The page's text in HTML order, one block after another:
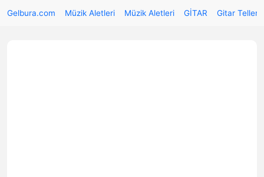
Gelbura.com Müzik Aletleri Müzik Aletleri GİTAR Gitar Telleri